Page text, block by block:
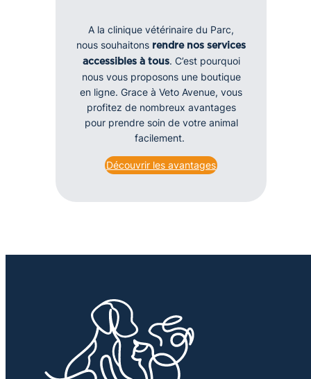
A la clinique vétérinaire du Parc,
nous souhaitons rendre nos services
accessibles à tous. C’est pourquoi
nous vous proposons une boutique
en ligne. Grace à Veto Avenue, vous
profitez de nombreux avantages
pour prendre soin de votre animal
facilement.
Découvrir les avantages